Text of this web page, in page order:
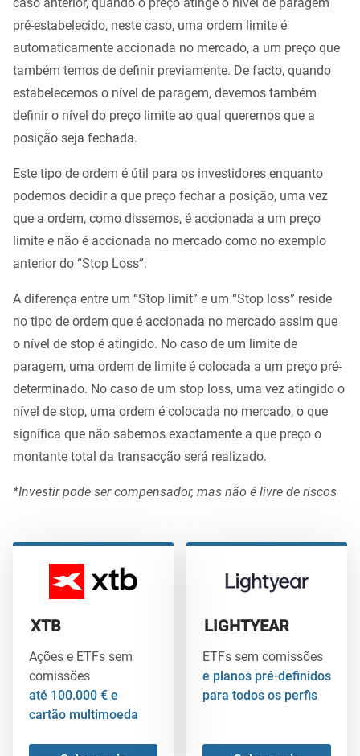
pré-estabelecido, neste caso, uma ordem limite é
automaticamente accionada no mercado, a um preço que
também temos de definir previamente. De facto, quando
estabelecemos o nível de paragem, devemos também
definir o nível do preço limite ao qual queremos que a
posição seja fechada.
Este tipo de ordem é útil para os investidores enquanto
podemos decidir a que preço fechar a posição, uma vez
que a ordem, como dissemos, é accionada a um preço
limite e não é accionada no mercado como no exemplo
anterior do “Stop Loss”.
A diferença entre um “Stop limit” e um “Stop loss” reside
no tipo de ordem que é accionada no mercado assim que
o nível de stop é atingido. No caso de um limite de
paragem, uma ordem de limite é colocada a um preço pré-
determinado. No caso de um stop loss, uma vez atingido o
nível de stop, uma ordem é colocada no mercado, o que
significa que não sabemos exactamente a que preço o
montante total da transacção será realizado.
*Investir pode ser compensador, mas não é livre de riscos
XTB
Ações e ETFs sem
comissões
até 100.000 € e
cartão multimoeda
LIGHTYEAR
ETFs sem comissões
e planos pré-definidos
para todos os perfis